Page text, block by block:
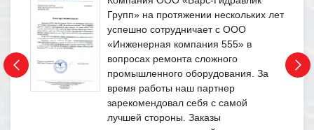
Групп» на протяжении нескольких лет
успешно сотрудничает с ООО
«Инженерная компания 555» в
вопросах ремонта сложного
промышленного оборудования. За
время работы наш партнер
зарекомендовал себя с самой
лучшей стороны. Заказы